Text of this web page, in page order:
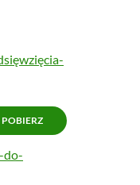
POBIERZ
do-